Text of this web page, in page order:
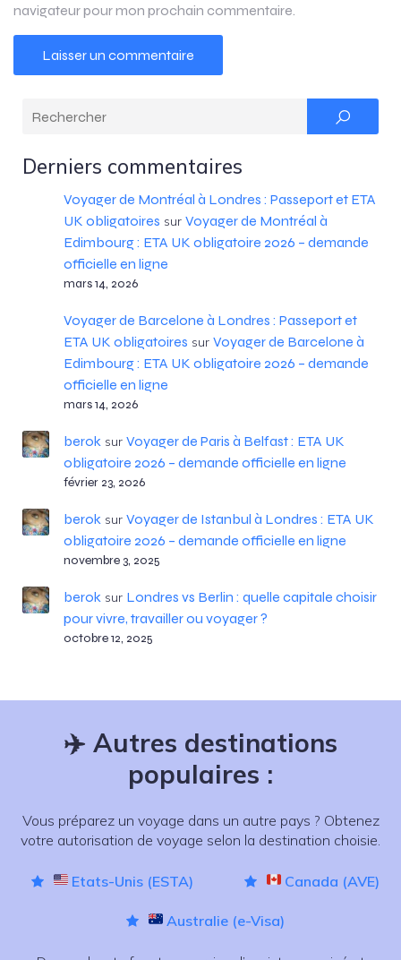
navigateur pour mon prochain commentaire.
Derniers commentaires
Voyager de Montréal à Londres : Passeport et ETA
UK obligatoires sur Voyager de Montréal à
Edimbourg : ETA UK obligatoire 2026 – demande
officielle en ligne
mars 14, 2026
Voyager de Barcelone à Londres : Passeport et
ETA UK obligatoires sur Voyager de Barcelone à
Edimbourg : ETA UK obligatoire 2026 – demande
officielle en ligne
mars 14, 2026
beroksur Voyager de Paris à Belfast : ETA UK
obligatoire 2026 – demande officielle en ligne
février 23, 2026
beroksur Voyager de Istanbul à Londres : ETA UK
obligatoire 2026 – demande officielle en ligne
novembre 3, 2025
beroksur Londres vs Berlin : quelle capitale choisir
pour vivre, travailler ou voyager ?
octobre 12, 2025
✈️ Autres destinations
populaires :
Vous préparez un voyage dans un autre pays ? Obtenez
votre autorisation de voyage selon la destination choisie.
Etats-Unis (ESTA) Canada (AVE)
Australie (e-Visa)